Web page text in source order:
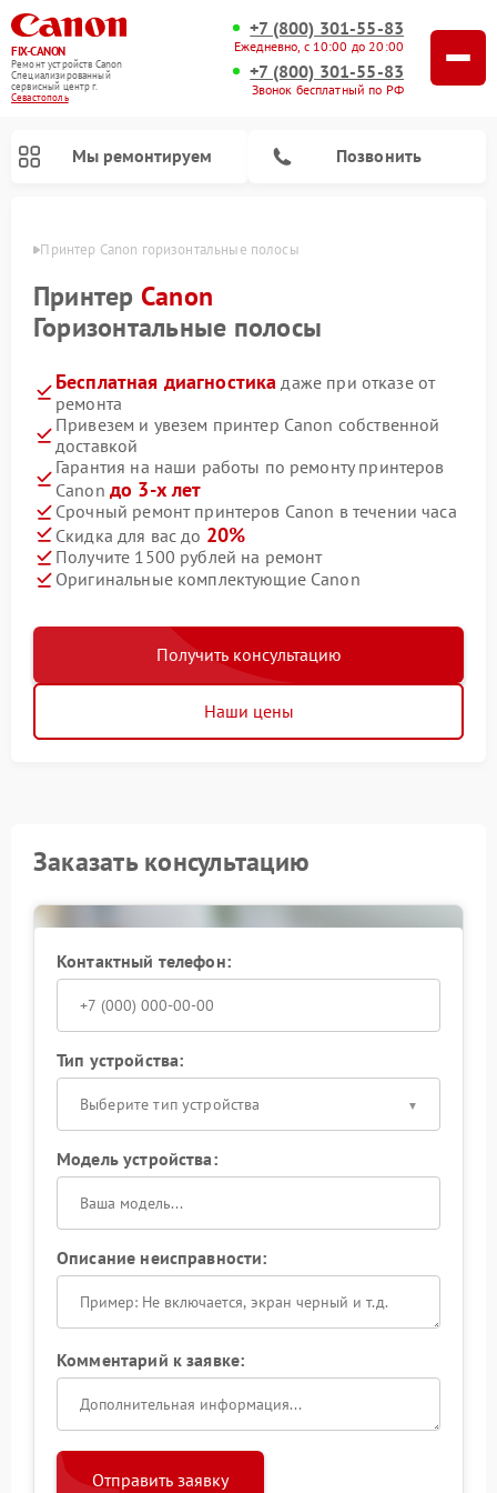
FIX-CANON
Ремонт устройств Canon
Специализированный
cервисный центр г.
Севастополь
+7 (800) 301-55-83
Ежедневно, с 10:00 до 20:00
+7 (800) 301-55-83
Звонок бесплатный по РФ
Мы ремонтируем Позвонить
Принтер Canon горизонтальные полосы
Принтер Canon
Горизонтальные полосы
Бесплатная диагностика даже при отказе от
ремонта
Привезем и увезем принтер Canon собственной
доставкой
Гарантия на наши работы по ремонту принтеров
Canon до 3-х лет
Срочный ремонт принтеров Canon в течении часа
Скидка для вас до 20%
Получите 1500 рублей на ремонт
Оригинальные комплектующие Canon
Получить консультацию
Наши цены
Заказать консультацию
Контактный телефон:
Тип устройства:
Выберите тип устройства
Модель устройства:
Описание неисправности:
Комментарий к заявке:
Отправить заявку